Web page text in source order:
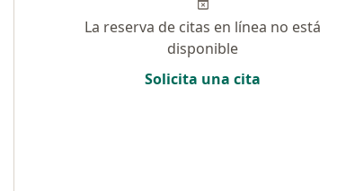
La reserva de citas en línea no está
disponible
Solicita una cita